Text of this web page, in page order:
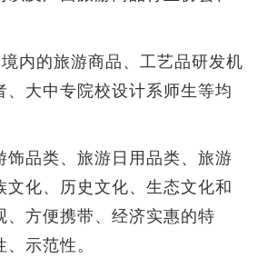
的旅游商品、工艺品研发机
大中专院校设计系师生等均
品类、旅游日用品类、旅游
化、历史文化、生态文化和
方便携带、经济实惠的特
示范性。